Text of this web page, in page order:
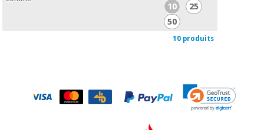
10
25
50
10 produits